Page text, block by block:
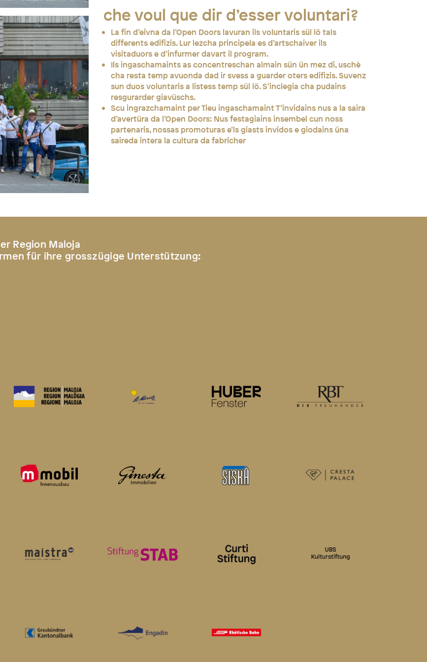
che voul que dir d’esser voluntari?
La fin d’eivna da l’Open Doors lavuran ils voluntaris sül lö tals
differents edifizis. Lur lezcha principela es d’artschaiver ils
visitaduors e d’infurmer davart il program.
Ils ingaschamaints as concentreschan almain sün ün mez di, uschè
cha resta temp avuonda dad ir svess a guarder oters edifizis. Suvenz
sun duos voluntaris a listess temp sül lö. S’inclegia cha pudains
resgurarder giavüschs.
Scu ingrazchamaint per Tieu ingaschamaint T’invidains nus a la saira
d’avertüra da l’Open Doors: Nus festagiains insembel cun noss
partenaris, nossas promoturas e’ls giasts invidos e giodains üna
saireda intera la cultura da fabricher
Region Maloja
für ihre grosszügige Unterstützung: